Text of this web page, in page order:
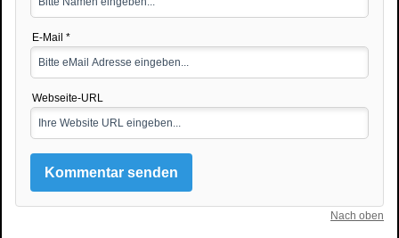
E-Mail *
Webseite-URL
Nach oben